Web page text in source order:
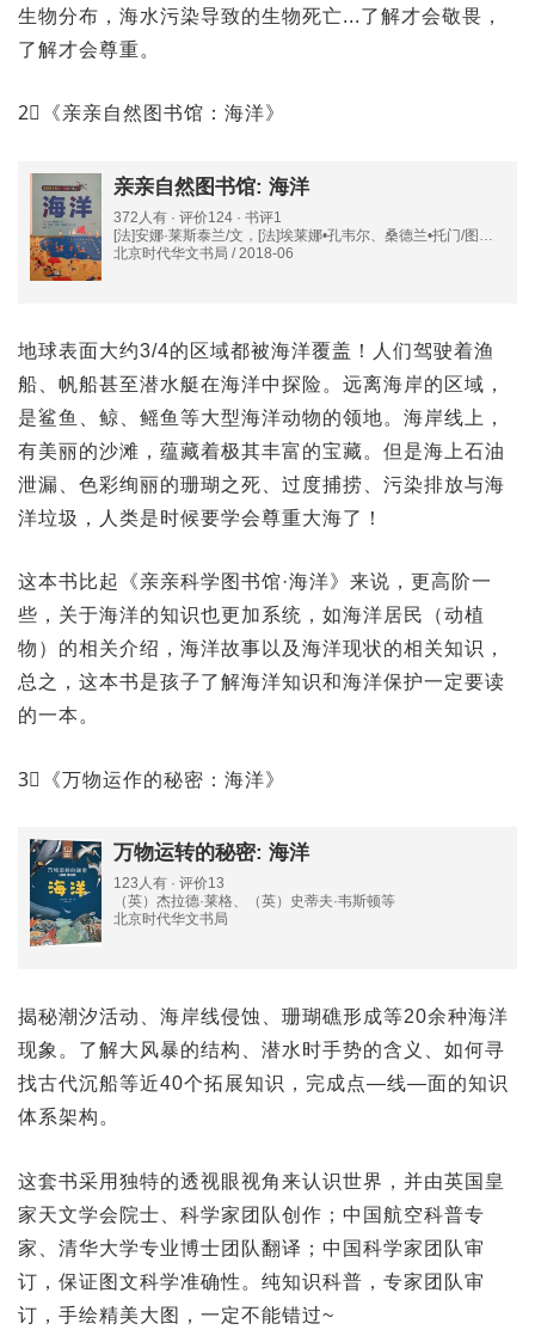
生物分布，海水污染导致的生物死亡...了解才会敬畏，
了解才会尊重。
2⃣️《亲亲自然图书馆：海洋》
亲亲自然图书馆: 海洋
372人有 · 评价124 · 书评1
[法]安娜·莱斯泰兰/文，[法]埃莱娜•孔韦尔、桑德兰•托门/图，
魏娜/译
北京时代华文书局 / 2018-06
地球表面大约3/4的区域都被海洋覆盖！人们驾驶着渔
船、帆船甚至潜水艇在海洋中探险。远离海岸的区域，
是鲨鱼、鲸、鳐鱼等大型海洋动物的领地。海岸线上，
有美丽的沙滩，蕴藏着极其丰富的宝藏。但是海上石油
泄漏、色彩绚丽的珊瑚之死、过度捕捞、污染排放与海
洋垃圾，人类是时候要学会尊重大海了！
这本书比起《亲亲科学图书馆·海洋》来说，更高阶一
些，关于海洋的知识也更加系统，如海洋居民（动植
物）的相关介绍，海洋故事以及海洋现状的相关知识，
总之，这本书是孩子了解海洋知识和海洋保护一定要读
的一本。
3⃣️《万物运作的秘密：海洋》
万物运转的秘密: 海洋
123人有 · 评价13
（英）杰拉德·莱格、（英）史蒂夫·韦斯顿等
北京时代华文书局
揭秘潮汐活动、海岸线侵蚀、珊瑚礁形成等20余种海洋
现象。了解大风暴的结构、潜水时手势的含义、如何寻
找古代沉船等近40个拓展知识，完成点—线—面的知识
体系架构。
这套书采用独特的透视眼视角来认识世界，并由英国皇
家天文学会院士、科学家团队创作；中国航空科普专
家、清华大学专业博士团队翻译；中国科学家团队审
订，保证图文科学准确性。纯知识科普，专家团队审
订，手绘精美大图，一定不能错过~